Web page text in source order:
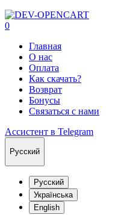
0
Главная
О нас
Оплата
Как скачать?
Возврат
Бонусы
Связаться с нами
Ассистент в Telegram
Русский
Русский
Українська
English